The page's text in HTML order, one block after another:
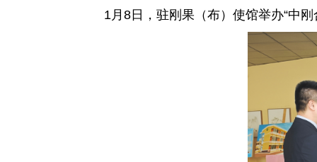
1月8日，驻刚果（布）使馆举办“中